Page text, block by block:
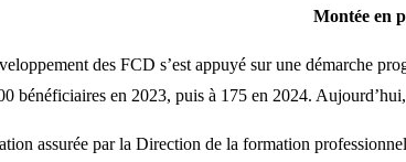
Montée en
des FCD s’est appuyé sur une démarche
bénéficiaires en 2023, puis à 175 en 2024.
assurée par la Direction de la formation